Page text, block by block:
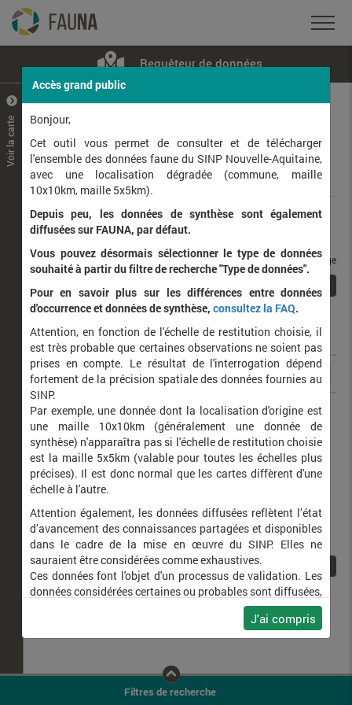
Requêteur de données
+
–
Voir la carte
Données
Rang taxonomique :
Affichage de1à 1sur1
taxons / page
Nom latin Nom vernaculaire
Harmonia axyridis Coccinelle asiatique (la)
Filtres de recherche
Accès grand public
Bonjour,
Cet outil vous permet de consulter et de télécharger
l'ensemble des données faune du SINP Nouvelle-Aquitaine,
avec une localisation dégradée (commune, maille
10x10km, maille 5x5km).
Depuis peu, les données de synthèse sont également
diffusées sur FAUNA, par défaut.
Vous pouvez désormais sélectionner le type de données
souhaité à partir du filtre de recherche "Type de données".
Pour en savoir plus sur les différences entre données
d'occurrence et données de synthèse, consultez la FAQ.
Attention, en fonction de l'échelle de restitution choisie, il
est très probable que certaines observations ne soient pas
prises en compte. Le résultat de l'interrogation dépend
fortement de la précision spatiale des données fournies au
SINP.
Par exemple, une donnée dont la localisation d'origine est
une maille 10x10km (généralement une donnée de
synthèse) n'apparaîtra pas si l'échelle de restitution choisie
est la maille 5x5km (valable pour toutes les échelles plus
précises). Il est donc normal que les cartes diffèrent d'une
échelle à l'autre.
Attention également, les données diffusées reflètent l’état
d’avancement des connaissances partagées et disponibles
dans le cadre de la mise en œuvre du SINP. Elles ne
sauraient être considérées comme exhaustives.
Ces données font l'objet d'un processus de validation. Les
données considérées certaines ou probables sont diffusées,
ainsi que celles pour lesquelles la méthode n'est pas
J'ai compris